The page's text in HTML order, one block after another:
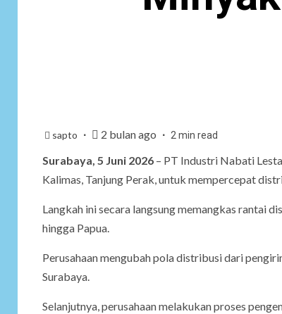
sapto 2 bulan ago 2 min read
Surabaya, 5 Juni 2026 – PT Industri Nabati
Kalimas, Tanjung Perak, untuk mempercepat
Langkah ini secara langsung memangkas rantai
hingga Papua.
Perusahaan mengubah pola distribusi dari
Surabaya.
Selanjutnya, perusahaan melakukan proses